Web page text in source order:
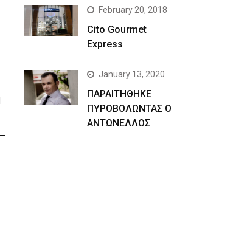
February 20, 2018
Cito Gourmet
Express
January 13, 2020
ΠΑΡΑΙΤΗΘΗΚΕ
ΠΥΡΟΒΟΛΩΝΤΑΣ Ο
ΑΝΤΩΝΕΛΛΟΣ